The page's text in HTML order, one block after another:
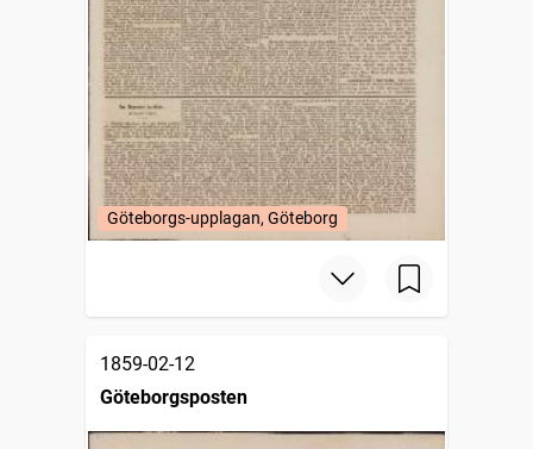
Göteborgs-upplagan, Göteborg
1859-02-12
Göteborgsposten